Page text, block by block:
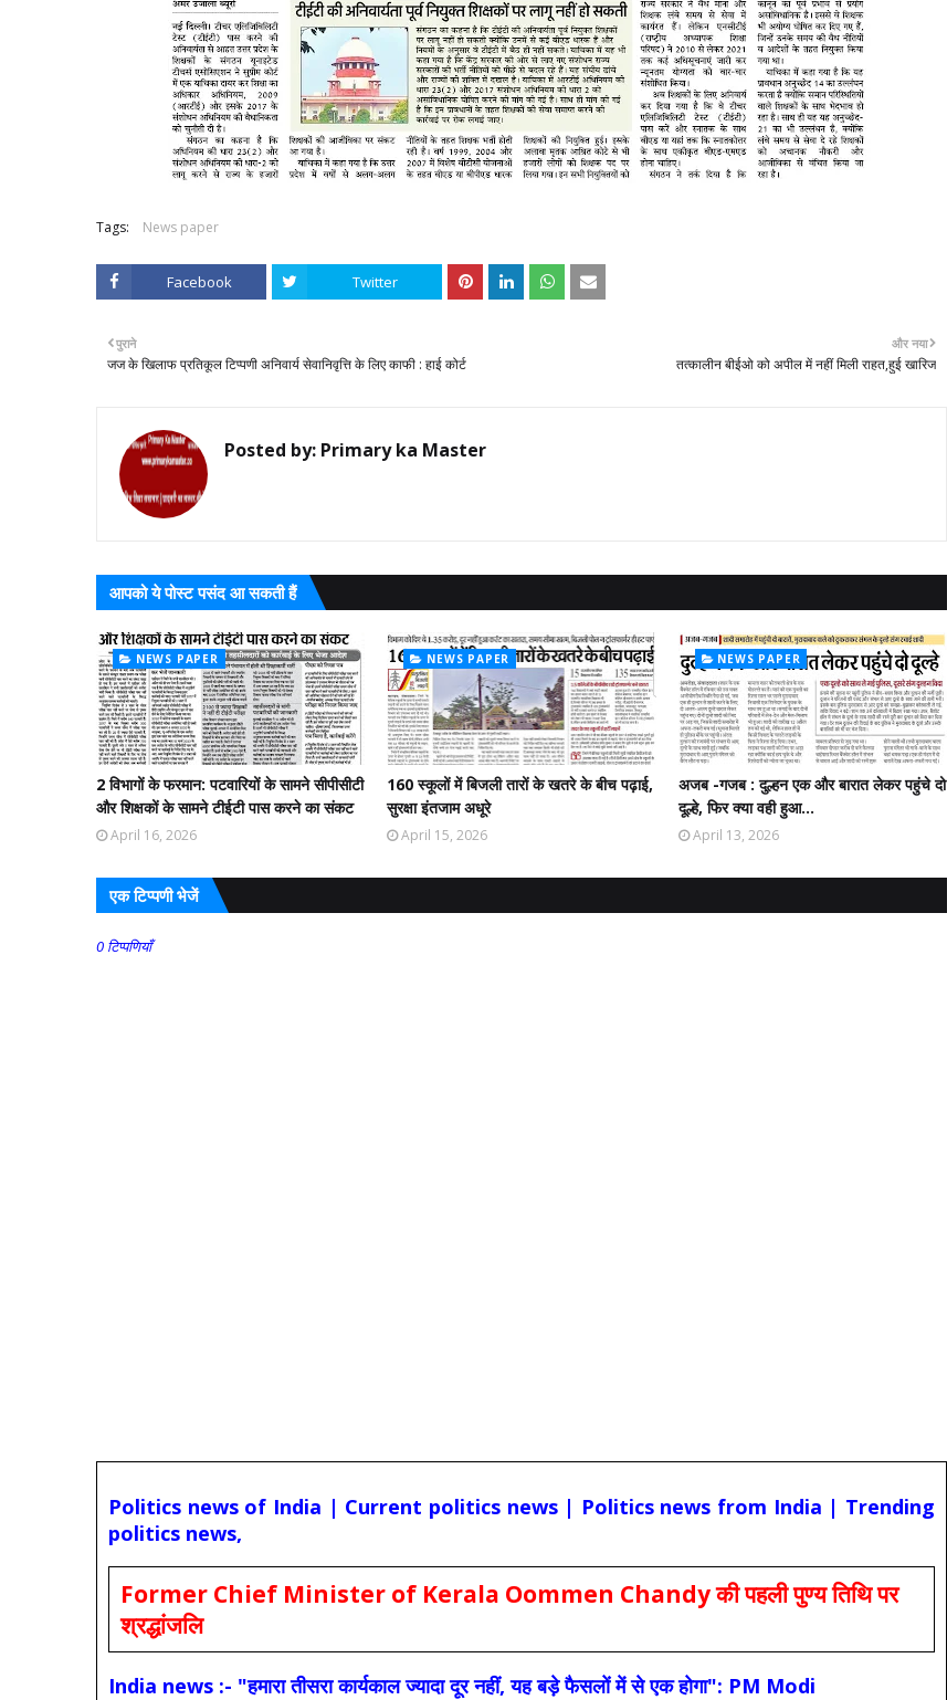
Tags: News paper
Facebook Twitter
और नया
तत्कालीन बीईओ को अपील में नहीं मिली राहत,हुई खारिज
पुराने
जज के खिलाफ प्रतिकूल टिप्पणी अनिवार्य सेवानिवृत्ति के लिए काफी : हाई कोर्ट
Posted by: Primary ka Master
आपको ये पोस्ट पसंद आ सकती हैं
NEWS PAPER
2 विभागों के फरमान: पटवारियों के सामने सीपीसीटी
और शिक्षकों के सामने टीईटी पास करने का संकट
April 16, 2026
NEWS PAPER
160 स्कूलों में बिजली तारों के खतरे के बीच पढ़ाई,
सुरक्षा इंतजाम अधूरे
April 15, 2026
NEWS PAPER
अजब -गजब : दुल्हन एक और बारात लेकर पहुंचे दो
दूल्हे, फिर क्या वही हुआ...
April 13, 2026
एक टिप्पणी भेजें
0 टिप्पणियाँ
Politics news of India | Current politics news | Politics news from India | Trending
politics news,
Former Chief Minister of Kerala Oommen Chandy की पहली पुण्य तिथि पर
श्रद्धांजलि
India news :- "हमारा तीसरा कार्यकाल ज्यादा दूर नहीं, यह बड़े फैसलों में से एक होगा": PM Modi